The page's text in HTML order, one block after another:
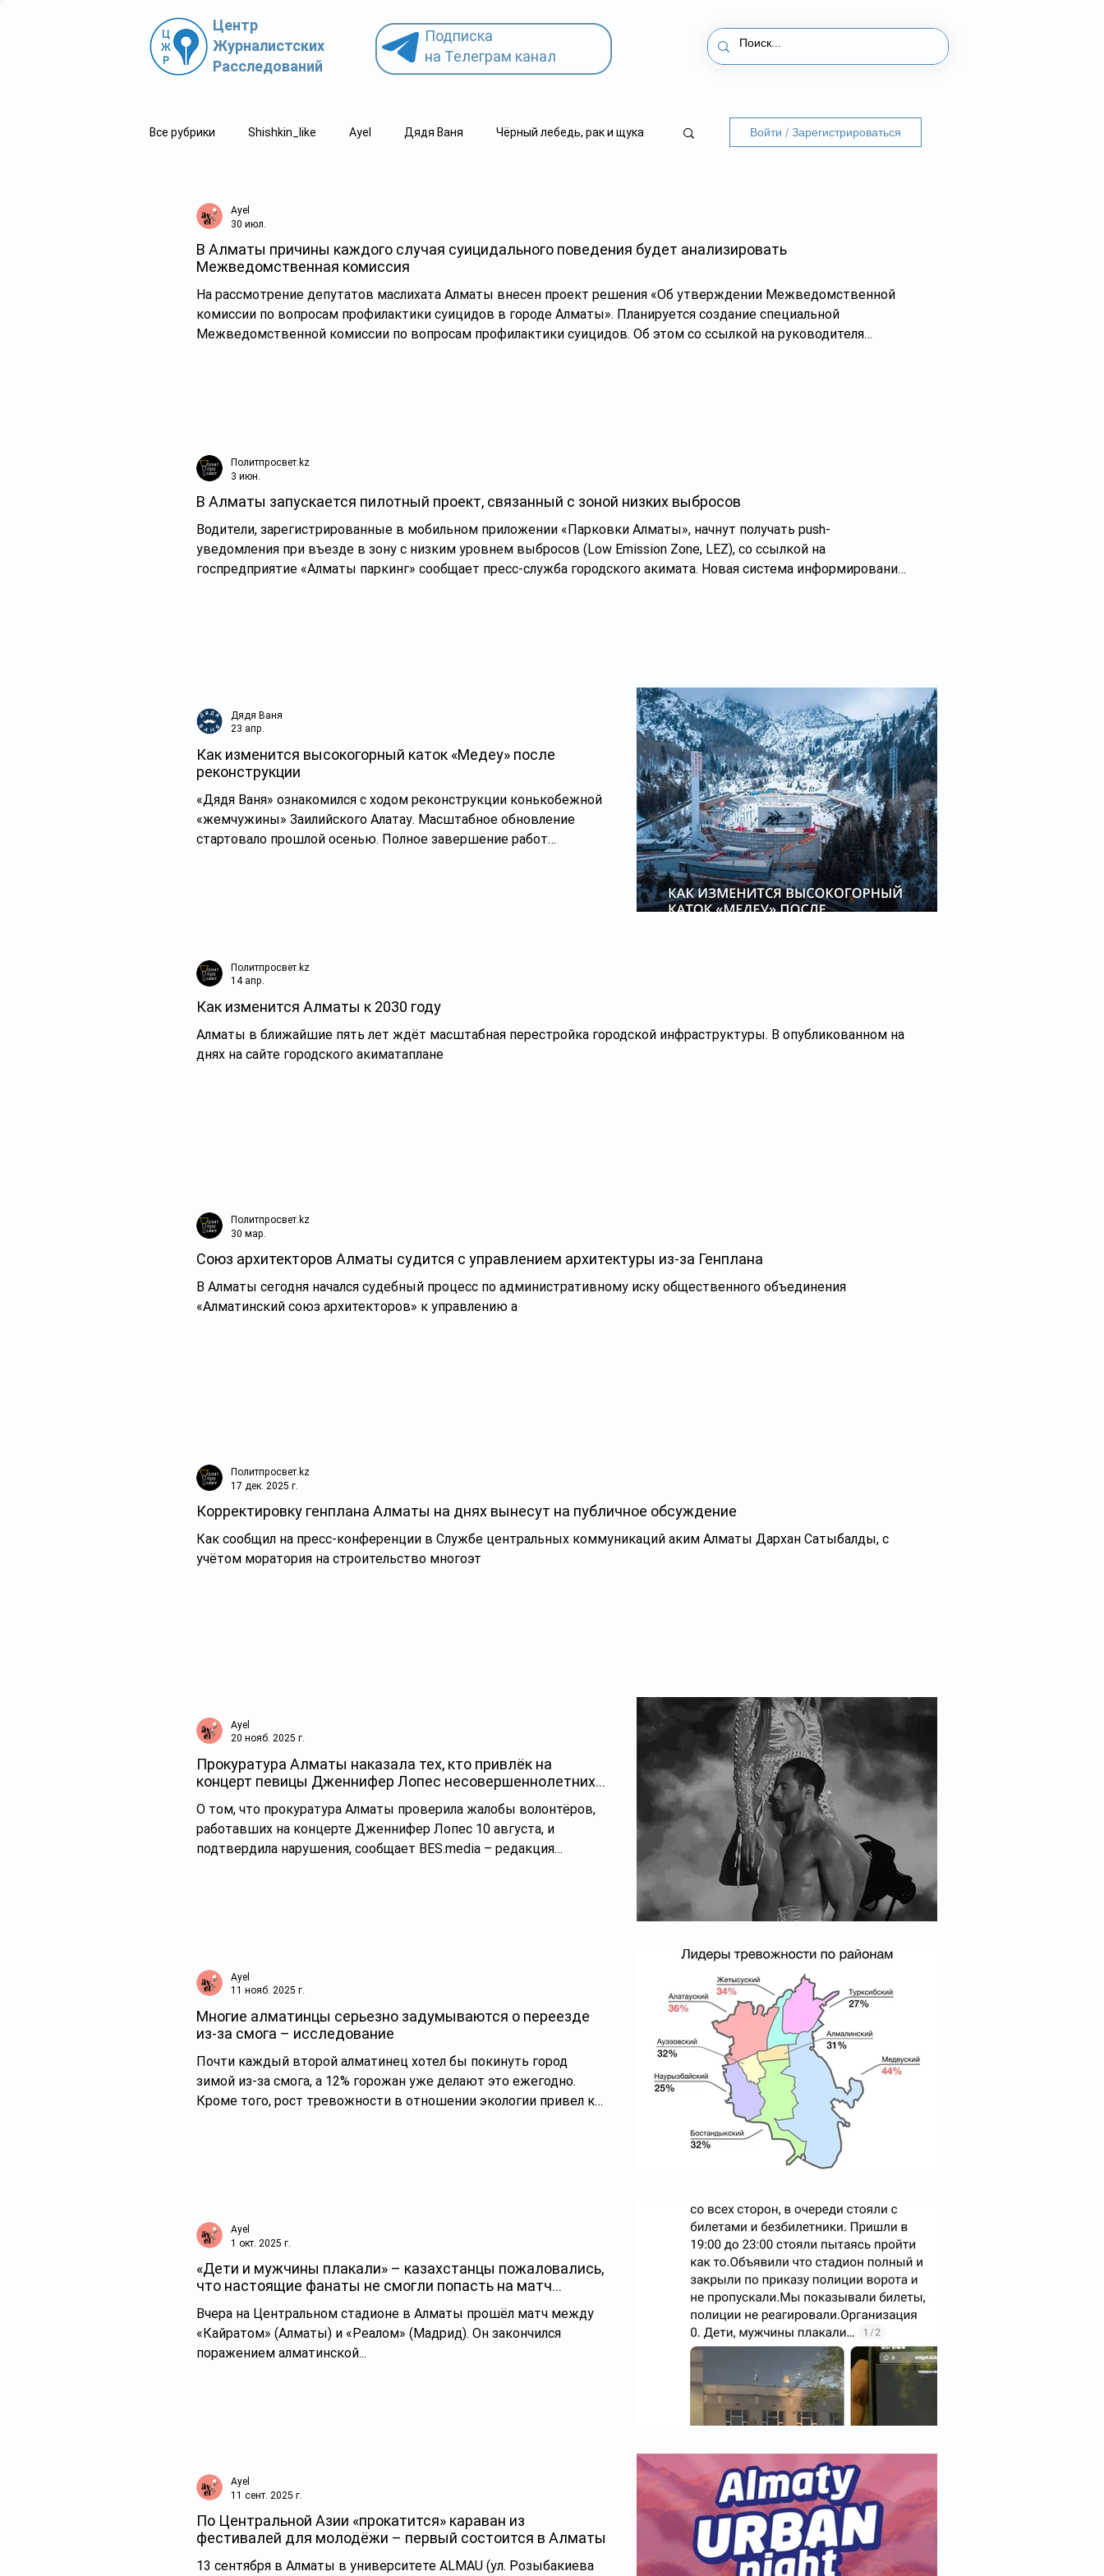
Центр
Журналистских
Расследований
Подписка
на Телеграм канал
Все рубрики Shishkin_like Ayel Дядя Ваня Чёрный лебедь, рак и щука Войти / Зарегистрироваться
В Алматы причины каждого случая суицидального поведения будет анализировать
Межведомственная комиссия
На рассмотрение депутатов маслихата Алматы внесен проект решения «Об утверждении Межведомственной
комиссии по вопросам профилактики суицидов в городе Алматы». Планируется создание специальной
Межведомственной комиссии по вопросам профилактики суицидов. Об этом со ссылкой на руководителя
Ayel
30 июл.
В Алматы запускается пилотный проект, связанный с зоной низких выбросов
Водители, зарегистрированные в мобильном приложении «Парковки Алматы», начнут получать push-
уведомления при въезде в зону с низким уровнем выбросов (Low Emission Zone, LEZ), со ссылкой на
госпредприятие «Алматы паркинг» сообщает пресс-служба городского акимата. Новая система информирования
Политпросвет.kz
3 июн.
Как изменится высокогорный каток «Медеу» после
реконструкции
«Дядя Ваня» ознакомился с ходом реконструкции конькобежной
«жемчужины» Заилийского Алатау. Масштабное обновление
стартовало прошлой осенью. Полное завершение работ
руководил Ерболат Досаев. Первона
Дядя Ваня
23 апр.
Как изменится Алматы к 2030 году
Алматы в ближайшие пять лет ждёт масштабная перестройка городской инфраструктуры. В опубликованном на
днях на сайте городского акиматаплане
Политпросвет.kz
14 апр.
Союз архитекторов Алматы судится с управлением архитектуры из-за Генплана
В Алматы сегодня начался судебный процесс по административному иску общественного объединения
«Алматинский союз архитекторов» к управлению а
Политпросвет.kz
30 мар.
Корректировку генплана Алматы на днях вынесут на публичное обсуждение
Как сообщил на пресс-конференции в Службе центральных коммуникаций аким Алматы Дархан Сатыбалды, с
учётом моратория на строительство многоэт
Политпросвет.kz
17 дек. 2025 г.
Прокуратура Алматы наказала тех, кто привлёк на
концерт певицы Дженнифер Лопес несовершеннолетних
О том, что прокуратура Алматы проверила жалобы волонтёров,
работавших на концерте Дженнифер Лопес 10 августа, и
подтвердила нарушения, сообщает BES.media – редакция
молодёжной политики города Алма
Ayel
20 нояб. 2025 г.
Многие алматинцы серьезно задумываются о переезде
из-за смога – исследование
Почти каждый второй алматинец хотел бы покинуть город
зимой из-за смога, а 12% горожан уже делают это ежегодно.
Кроме того, рост тревожности в отношении экологии привел к
влияние на свою п
Ayel
11 нояб. 2025 г.
«Дети и мужчины плакали» – казахстанцы пожаловались,
что настоящие фанаты не смогли попасть на матч
Вчера на Центральном стадионе в Алматы прошёл матч между
«Кайратом» (Алматы) и «Реалом» (Мадрид). Он закончился
поражением алматинской...
Ayel
1 окт. 2025 г.
По Центральной Азии «прокатится» караван из
фестивалей для молодёжи – первый состоится в Алматы
13 сентября в Алматы в университете ALMAU (ул. Розыбакиева
Ayel
11 сент. 2025 г.